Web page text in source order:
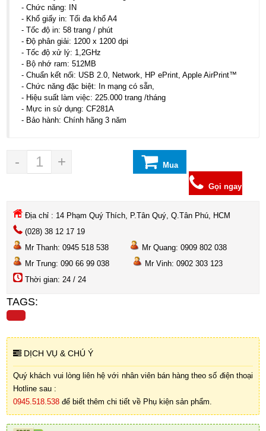
- Chức năng: IN
- Khổ giấy in: Tối đa khổ A4
- Tốc độ in: 58 trang / phút
- Độ phân giải: 1200 x 1200 dpi
- Tốc độ xử lý: 1,2GHz
- Bộ nhớ ram: 512MB
- Chuẩn kết nối: USB 2.0, Network, HP ePrint, Apple AirPrint™
- Chức năng đặc biệt: In mạng có sẵn,
- Hiệu suất làm việc: 225.000 trang /tháng
- Mực in sử dụng: CF281A
- Bảo hành: Chính hãng 3 năm
- + Mua
Gọi ngay
Địa chỉ : 14 Phạm Quý Thích, P.Tân Quý, Q.Tân Phú, HCM
(028) 38 12 17 19
Mr Thanh: 0945 518 538
Mr Quang: 0909 802 038
Mr Trung: 090 66 99 038
Mr Vinh: 0902 303 123
Thời gian: 24 / 24
TAGS:
DỊCH VỤ & CHÚ Ý
Quý khách vui lòng liên hệ với nhân viên bán hàng theo số điện thoại
Hotline sau :
0945.518.538 để biết thêm chi tiết về Phụ kiện sản phẩm.